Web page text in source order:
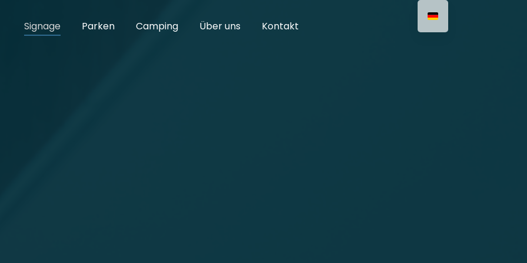
Signage Parken Camping Über uns Kontakt